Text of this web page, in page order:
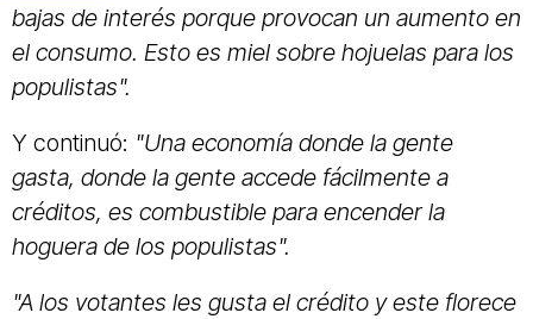
bajas de interés porque provocan un aumento en
el consumo. Esto es miel sobre hojuelas para los
populistas".
Y continuó: "Una economía donde la gente
gasta, donde la gente accede fácilmente a
créditos, es combustible para encender la
hoguera de los populistas".
"A los votantes les gusta el crédito y este florece